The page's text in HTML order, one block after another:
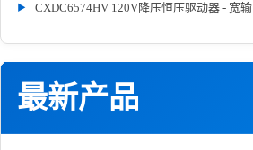
CXDC6574HV 120V降压恒压驱动器 - 宽输
最新产品